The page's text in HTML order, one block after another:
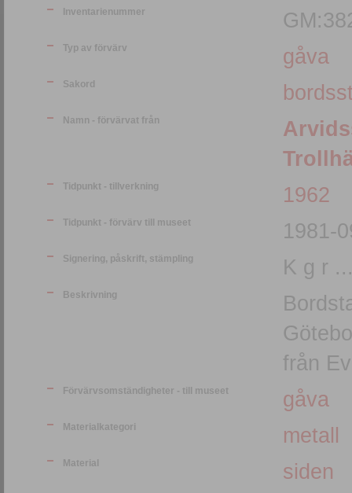
Inventarienummer
Typ av förvärv gåva
Sakord
Namn - förvärvat från
Tidpunkt - tillverkning 1962
Tidpunkt - förvärv till museet 1981-
Signering, påskrift, stämpling K g r
Beskrivning
från
Förvärvsomständigheter - till museet gåva
Materialkategori metall
Material siden